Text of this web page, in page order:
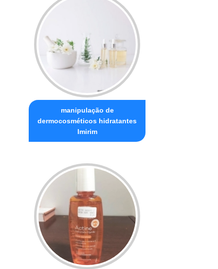
manipulação de
dermocosméticos hidratantes
Imirim